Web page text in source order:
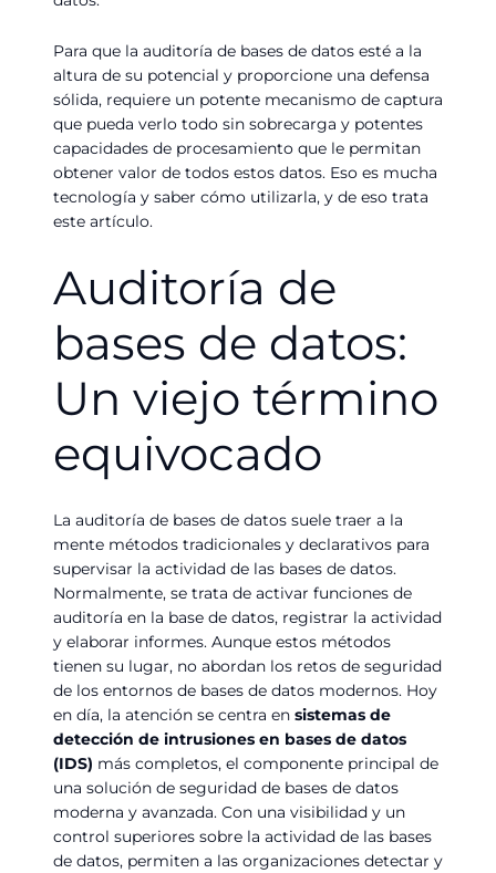
Para que la auditoría de bases de datos esté a la
altura de su potencial y proporcione una defensa
sólida, requiere un potente mecanismo de captura
que pueda verlo todo sin sobrecarga y potentes
capacidades de procesamiento que le permitan
obtener valor de todos estos datos. Eso es mucha
tecnología y saber cómo utilizarla, y de eso trata
este artículo.
Auditoría de
bases de datos:
Un viejo término
equivocado
La auditoría de bases de datos suele traer a la
mente métodos tradicionales y declarativos para
supervisar la actividad de las bases de datos.
Normalmente, se trata de activar funciones de
auditoría en la base de datos, registrar la actividad
y elaborar informes. Aunque estos métodos
tienen su lugar, no abordan los retos de seguridad
de los entornos de bases de datos modernos. Hoy
en día, la atención se centra en sistemas de
detección de intrusiones en bases de datos
(IDS) más completos, el componente principal de
una solución de seguridad de bases de datos
moderna y avanzada. Con una visibilidad y un
control superiores sobre la actividad de las bases
de datos, permiten a las organizaciones detectar y